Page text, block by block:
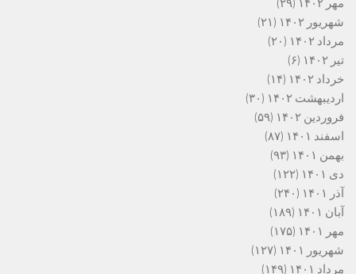
مهر ۱۴۰۲
(۲۹)
شهریور ۱۴۰۲
(۲۱)
مرداد ۱۴۰۲
(۲۰)
تیر ۱۴۰۲
(۶)
خرداد ۱۴۰۲
(۱۴)
اردیبهشت ۱۴۰۲
(۳۰)
فروردین ۱۴۰۲
(۵۹)
اسفند ۱۴۰۱
(۸۷)
بهمن ۱۴۰۱
(۹۳)
دی ۱۴۰۱
(۱۲۲)
آذر ۱۴۰۱
(۲۴۰)
آبان ۱۴۰۱
(۱۸۹)
مهر ۱۴۰۱
(۱۷۵)
شهریور ۱۴۰۱
(۱۲۷)
مرداد ۱۴۰۱
(۱۴۹)